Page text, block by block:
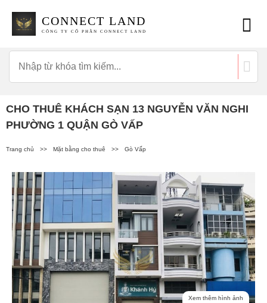
CONNECT LAND
CÔNG TY CỔ PHẦN CONNECT LAND
CHO THUÊ KHÁCH SẠN 13 NGUYỄN VĂN NGHI
PHƯỜNG 1 QUẬN GÒ VẤP
Trang chủ >> Mặt bằng cho thuê >> Gò Vấp
Xem thêm hình ảnh